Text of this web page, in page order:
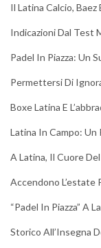
Il Latina Calcio,
Indicazioni Dal Test
Padel In Piazza: Un
Permettersi Di
Boxe Latina E
Latina In Campo:
A Latina, Il Cuore
Accendono L’estate
“Padel In Piazza” A
Storico All’Insegna